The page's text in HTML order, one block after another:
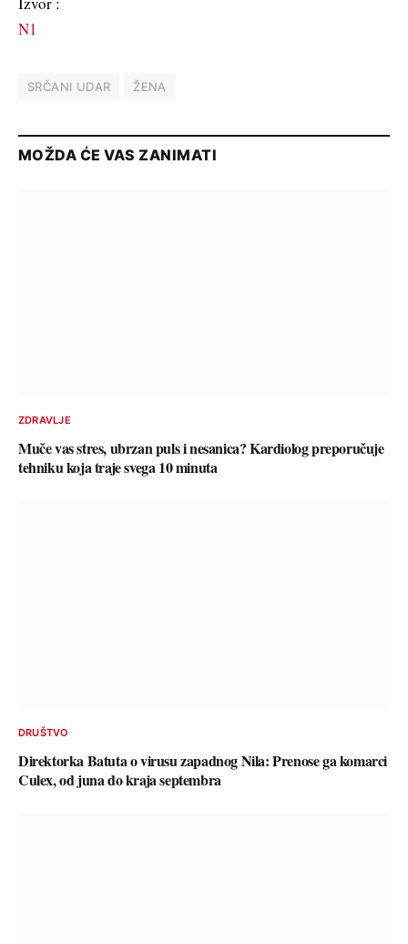
N1
SRČANI UDAR ŽENA
MOŽDA ĆE VAS ZANIMATI
ZDRAVLJE
Muče vas stres, ubrzan puls i nesanica? Kardiolog preporučuje
tehniku koja traje svega 10 minuta
DRUŠTVO
Direktorka Batuta o virusu zapadnog Nila: Prenose ga komarci
Culex, od juna do kraja septembra